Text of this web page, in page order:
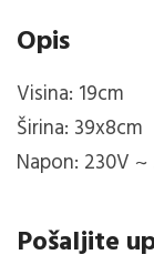
Opis
Visina: 19cm
Širina: 39x8cm
Napon: 230V ~
Pošaljite